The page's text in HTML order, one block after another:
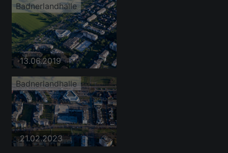
Badnerlandhalle
13.06.2019
Badnerlandhalle
21.02.2023